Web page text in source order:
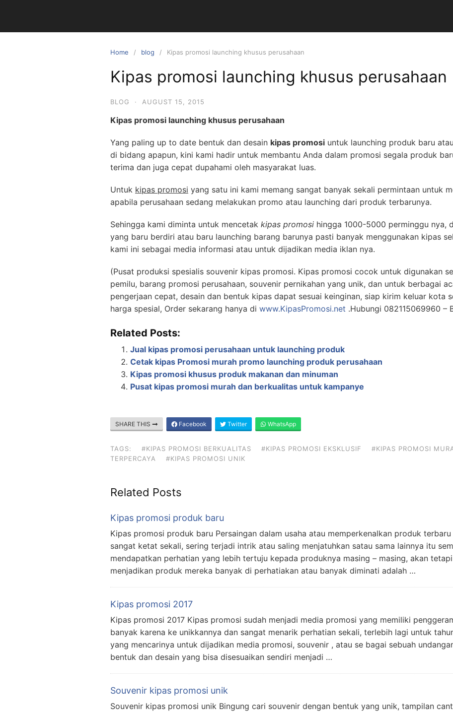
content
Home blog Kipas promosi launching khusus perusahaan
Kipas promosi launching khusus perusahaan
BLOG · AUGUST 15, 2015
Kipas promosi launching khusus perusahaan
Yang paling up to date bentuk dan desain kipas promosi untuk launching produk baru
di bidang apapun, kini kami hadir untuk membantu Anda dalam promosi segala produk
terima dan juga cepat dupahami oleh masyarakat luas.
Untuk kipas promosi yang satu ini kami memang sangat banyak sekali permintaan untuk
apabila perusahaan sedang melakukan promo atau launching dari produk terbarunya.
Sehingga kami diminta untuk mencetak kipas promosi hingga 1000-5000 perminggu nya,
yang baru berdiri atau baru launching barang barunya pasti banyak menggunakan kipas
kami ini sebagai media informasi atau untuk dijadikan media iklan nya.
(Pusat produksi spesialis souvenir kipas promosi. Kipas promosi cocok untuk digunakan
pemilu, barang promosi perusahaan, souvenir pernikahan yang unik, dan untuk berbagai
pengerjaan cepat, desain dan bentuk kipas dapat sesuai keinginan, siap kirim keluar kota
harga spesial, Order sekarang hanya di www.KipasPromosi.net .Hubungi 082115069960 –
Related Posts:
Jual kipas promosi perusahaan untuk launching produk
Cetak kipas Promosi murah promo launching produk perusahaan
Kipas promosi khusus produk makanan dan minuman
Pusat kipas promosi murah dan berkualitas untuk kampanye
SHARE THIS Facebook Twitter WhatsApp
TAGS: #KIPAS PROMOSI BERKUALITAS #KIPAS PROMOSI EKSKLUSIF #KIPAS PROMOSI
TERPERCAYA
#KIPAS PROMOSI UNIK
Related Posts
Kipas promosi produk baru
Kipas promosi produk baru Persaingan dalam usaha atau memperkenalkan produk
sangat ketat sekali, sering terjadi intrik atau saling menjatuhkan satau sama lainnya itu
mendapatkan perhatian yang lebih tertuju kepada produknya masing – masing, akan
menjadikan produk mereka banyak di perhatiakan atau banyak diminati adalah …
Kipas promosi 2017
Kipas promosi 2017 Kipas promosi sudah menjadi media promosi yang memiliki
banyak karena ke unikkannya dan sangat menarik perhatian sekali, terlebih lagi untuk
yang mencarinya untuk dijadikan media promosi, souvenir , atau se bagai sebuah
bentuk dan desain yang bisa disesuaikan sendiri menjadi …
Souvenir kipas promosi unik
Souvenir kipas promosi unik Bingung cari souvenir dengan bentuk yang unik, tampilan